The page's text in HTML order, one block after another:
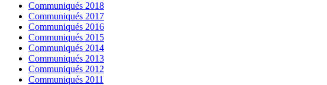
Communiqués 2018
Communiqués 2017
Communiqués 2016
Communiqués 2015
Communiqués 2014
Communiqués 2013
Communiqués 2012
Communiqués 2011